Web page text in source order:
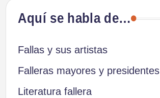
Aquí se habla de…
Fallas y sus artistas
Falleras mayores y presidentes
Literatura fallera